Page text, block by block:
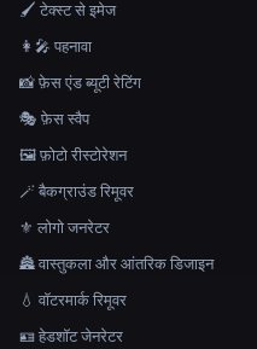
🖌️ टेक्स्ट से इमेज
👩‍🎤 पहनावा
📸 फ़ेस एंड ब्यूटी रेटिंग
🎭 फ़ेस स्वैप
🖼️ फ़ोटो रीस्टोरेशन
🪄 बैकग्राउंड रिमूवर
⚜️ लोगो जनरेटर
🏯 वास्तुकला और आंतरिक डिजाइन
💧 वॉटरमार्क रिमूवर
🪪 हेडशॉट जेनरेटर